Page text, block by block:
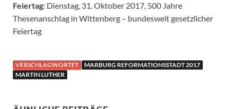
Feiertag: Dienstag, 31. Oktober 2017, 500 Jahre
Thesenanschlag in Wittenberg – bundesweit gesetzlicher
Feiertag
VERSCHLAGWORTET
MARBURG REFORMATIONSSTADT 2017
MARTIN LUTHER